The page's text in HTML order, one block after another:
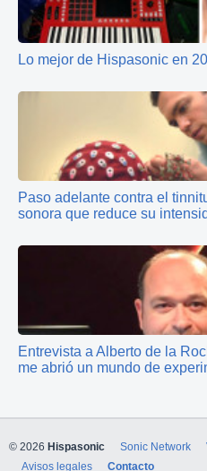
Lo mejor de Hispasonic en
Paso adelante contra el
sonora que reduce su
Entrevista a Alberto de la
me abrió un mundo de
© 2026 Hispasonic Sonic Network
Avisos legales
Contacto